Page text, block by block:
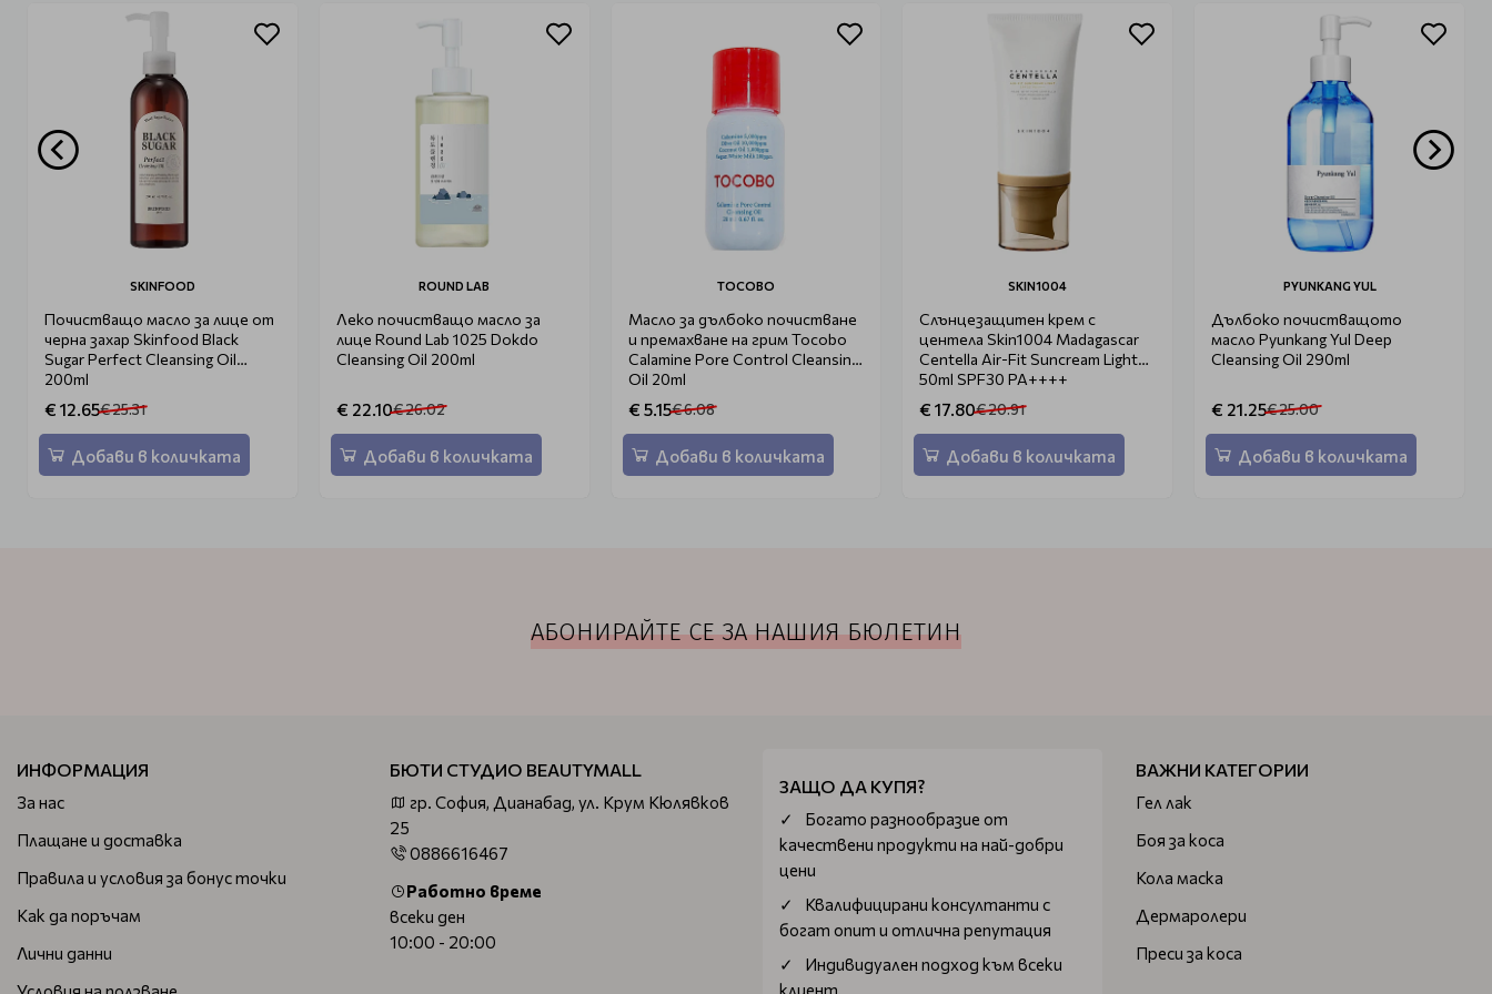
SKINFOOD
Почистващо масло за лице от
черна захар Skinfood Black
Sugar Perfect Cleansing Oil
200ml
€ 12.65€ 25.31
Добави в количката
ROUND LAB
Леко почистващо масло за
лице Round Lab 1025 Dokdo
Cleansing Oil 200ml
€ 22.10€ 26.02
Добави в количката
TOCOBO
Масло за дълбоко почистване
и премахване на грим Tocobo
Calamine Pore Control Cleansing
Oil 20ml
€ 5.15€ 6.08
Добави в количката
SKIN1004
Слънцезащитен крем с
центела Skin1004 Madagascar
Centella Air-Fit Suncream Light
50ml SPF30 PA++++
€ 17.80€ 20.91
Добави в количката
PYUNKANG YUL
Дълбоко почистващото
масло Pyunkang Yul Deep
Cleansing Oil 290ml
€ 21.25€ 25.00
Добави в количката
АБОНИРАЙТЕ СЕ ЗА НАШИЯ БЮЛЕТИН
ИНФОРМАЦИЯ
За нас
Плащане и доставка
Правила и условия за бонус точки
Как да поръчам
Лични данни
БЮТИ СТУДИО BEAUTYMALL
гр. София, Дианабад, ул. Крум Кюлявков
25
0886616467
Работно време
всеки ден
10:00 - 20:00
ЗАЩО ДА КУПЯ?
Богатo разнообразие от
качествени продукти на най-добри
цени
Квалифицирани консултанти с
богат опит и отлична репутация
Индивидуален подход към всеки
клиент
ВАЖНИ КАТЕГОРИИ
Гел лак
Боя за коса
Кола маска
Дермаролери
Преси за коса